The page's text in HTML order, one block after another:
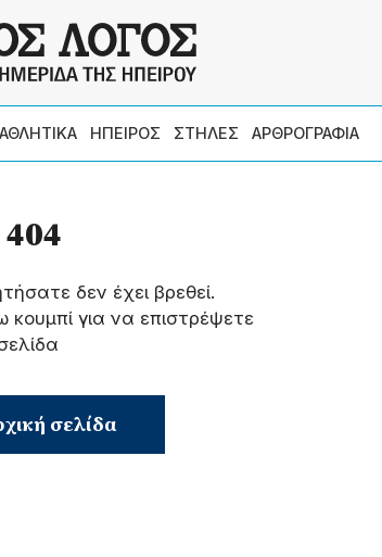
ΑΘΛΗΤΙΚΑ ΗΠΕΙΡΟΣ ΣΤΗΛΕΣ ΑΡΘΡΟΓΡΑΦΙΑ
δεν έχει βρεθεί.
για να επιστρέψετε
σελίδα